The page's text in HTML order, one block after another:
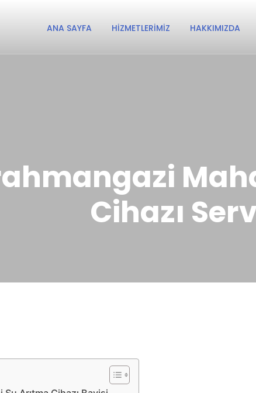
ANA SAYFA HIZMETLERIMIZ HAKKIMIZDA
Cihazı